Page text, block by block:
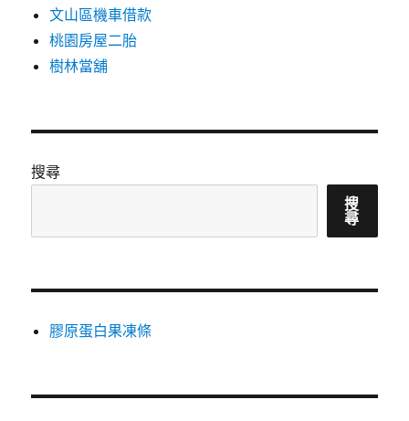
文山區機車借款
桃園房屋二胎
樹林當舖
搜尋
搜
尋
膠原蛋白果凍條